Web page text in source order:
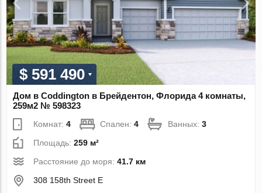
$ 591 490
Дом в Coddington в Брейдентон, Флорида 4 комнаты,
259м2 № 598323
Комнат:4 Спален:4 Ванных:3
Площадь:259 м²
Расстояние до моря:41.7 км
308 158th Street E